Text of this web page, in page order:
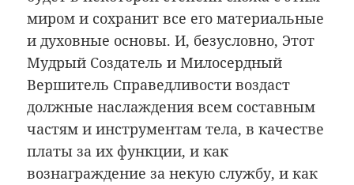
миром и сохранит все его материальные
и духовные основы. И, безусловно, Этот
Мудрый Создатель и Милосердный
Вершитель Справедливости воздаст
должные наслаждения всем составным
частям и инструментам тела, в качестве
платы за их функции, и как
вознаграждение за некую службу, и как